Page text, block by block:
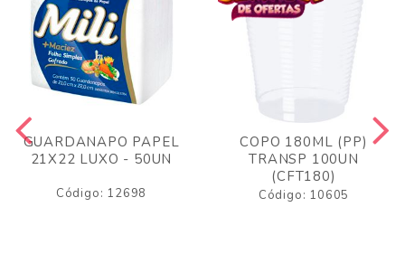
GUARDANAPO PAPEL
21X22 LUXO - 50UN
Código: 12698
COPO 180ML (PP)
TRANSP 100UN
(CFT180)
Código: 10605